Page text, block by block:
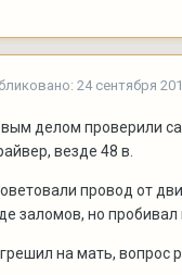
24 сентября
делом проверили
везде 48 в.
провод от
заломов, но пробивал
на мать, вопрос